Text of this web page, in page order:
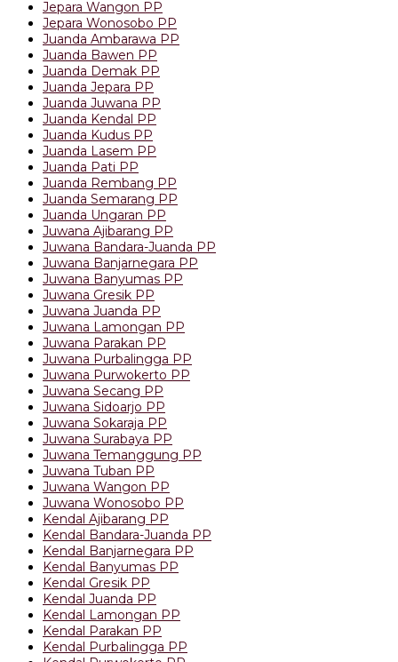
Jepara Wangon PP
Jepara Wonosobo PP
Juanda Ambarawa PP
Juanda Bawen PP
Juanda Demak PP
Juanda Jepara PP
Juanda Juwana PP
Juanda Kendal PP
Juanda Kudus PP
Juanda Lasem PP
Juanda Pati PP
Juanda Rembang PP
Juanda Semarang PP
Juanda Ungaran PP
Juwana Ajibarang PP
Juwana Bandara-Juanda PP
Juwana Banjarnegara PP
Juwana Banyumas PP
Juwana Gresik PP
Juwana Juanda PP
Juwana Lamongan PP
Juwana Parakan PP
Juwana Purbalingga PP
Juwana Purwokerto PP
Juwana Secang PP
Juwana Sidoarjo PP
Juwana Sokaraja PP
Juwana Surabaya PP
Juwana Temanggung PP
Juwana Tuban PP
Juwana Wangon PP
Juwana Wonosobo PP
Kendal Ajibarang PP
Kendal Bandara-Juanda PP
Kendal Banjarnegara PP
Kendal Banyumas PP
Kendal Gresik PP
Kendal Juanda PP
Kendal Lamongan PP
Kendal Parakan PP
Kendal Purbalingga PP